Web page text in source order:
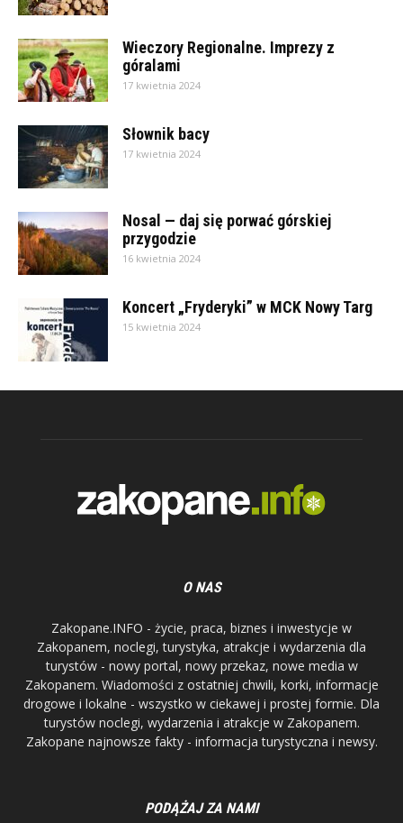
Wieczory Regionalne. Imprezy z
góralami
17 kwietnia 2024
Słownik bacy
17 kwietnia 2024
Nosal — daj się porwać górskiej
przygodzie
16 kwietnia 2024
Koncert „Fryderyki” w MCK Nowy Targ
15 kwietnia 2024
O NAS
Zakopane.INFO - życie, praca, biznes i inwestycje w
Zakopanem, noclegi, turystyka, atrakcje i wydarzenia dla
turystów - nowy portal, nowy przekaz, nowe media w
Zakopanem. Wiadomości z ostatniej chwili, korki, informacje
drogowe i lokalne - wszystko w ciekawej i prostej formie. Dla
turystów noclegi, wydarzenia i atrakcje w Zakopanem.
Zakopane najnowsze fakty - informacja turystyczna i newsy.
PODĄŻAJ ZA NAMI